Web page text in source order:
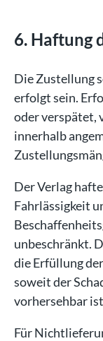
6. Haftung
Die Zustellung
erfolgt sein.
oder verspätet,
innerhalb
Der Verlag
Fahrlässigkeit
unbeschränkt.
die Erfüllung
soweit der
vorhersehbar
Für